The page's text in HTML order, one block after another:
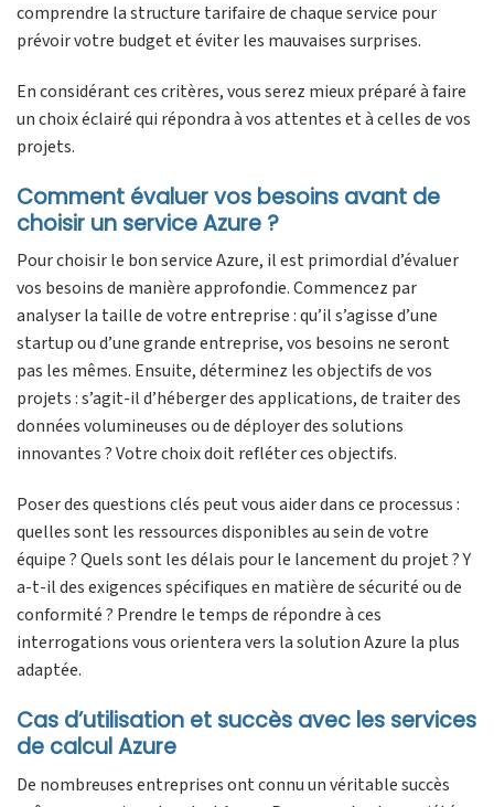
comprendre la structure tarifaire de chaque service pour
prévoir votre budget et éviter les mauvaises surprises.
En considérant ces critères, vous serez mieux préparé à faire
un choix éclairé qui répondra à vos attentes et à celles de vos
projets.
Comment évaluer vos besoins avant de
choisir un service Azure ?
Pour choisir le bon service Azure, il est primordial d’évaluer
vos besoins de manière approfondie. Commencez par
analyser la taille de votre entreprise : qu’il s’agisse d’une
startup ou d’une grande entreprise, vos besoins ne seront
pas les mêmes. Ensuite, déterminez les objectifs de vos
projets : s’agit-il d’héberger des applications, de traiter des
données volumineuses ou de déployer des solutions
innovantes ? Votre choix doit refléter ces objectifs.
Poser des questions clés peut vous aider dans ce processus :
quelles sont les ressources disponibles au sein de votre
équipe ? Quels sont les délais pour le lancement du projet ? Y
a-t-il des exigences spécifiques en matière de sécurité ou de
conformité ? Prendre le temps de répondre à ces
interrogations vous orientera vers la solution Azure la plus
adaptée.
Cas d’utilisation et succès avec les services
de calcul Azure
De nombreuses entreprises ont connu un véritable succès